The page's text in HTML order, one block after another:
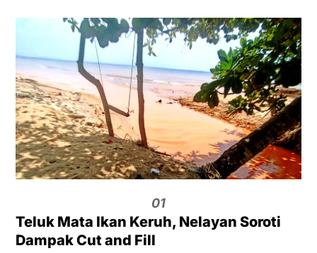
01
Teluk Mata Ikan Keruh, Nelayan Soroti
Dampak Cut and Fill